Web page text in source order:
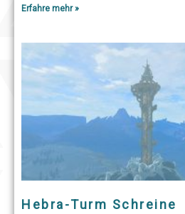
Erfahre mehr »
Hebra-Turm Schreine